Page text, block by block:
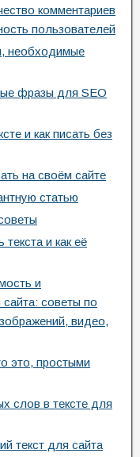
комментариев
пользователей
необходимые
фразы для SEO
и как писать без
на своём сайте
статью
и как её
и
сайта: советы по
видео,
это, простыми
слов в тексте для
текст для сайта